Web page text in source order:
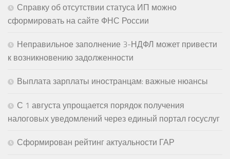
Справку об отсутствии статуса ИП можно
сформировать на сайте ФНС России
Неправильное заполнение 3-НДФЛ может привести
к возникновению задолженности
Выплата зарплаты иностранцам: важные нюансы
С 1 августа упрощается порядок получения
налоговых уведомлений через единый портал госуслуг
Сформирован рейтинг актуальности ГАР